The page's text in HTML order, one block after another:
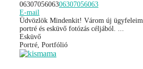
0630705606306307056063
E-mail
Üdvözlök Mindenkit! Várom új
portré és esküvő fotózás céljából. ...
Esküvő
Portré, Portfólió